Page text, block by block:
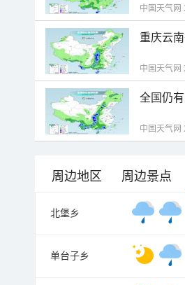
中国天气网
重庆云
中国天气网
全国仍
中国天气网
周边地区 周边景点
北堡乡
单台子乡